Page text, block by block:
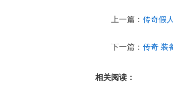
上一篇： 传奇假
下一篇： 传奇 装
相关阅读：